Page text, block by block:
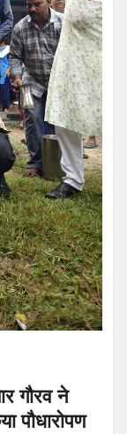
गौरव ने
पौधारोपण